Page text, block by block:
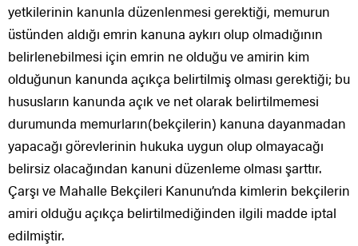
yetkilerinin kanunla düzenlenmesi gerektiği, memurun
üstünden aldığı emrin kanuna aykırı olup olmadığının
belirlenebilmesi için emrin ne olduğu ve amirin kim
olduğunun kanunda açıkça belirtilmiş olması gerektiği; bu
hususların kanunda açık ve net olarak belirtilmemesi
durumunda memurların(bekçilerin) kanuna dayanmadan
yapacağı görevlerinin hukuka uygun olup olmayacağı
belirsiz olacağından kanuni düzenleme olması şarttır.
Çarşı ve Mahalle Bekçileri Kanunu’nda kimlerin bekçilerin
amiri olduğu açıkça belirtilmediğinden ilgili madde iptal
edilmiştir.